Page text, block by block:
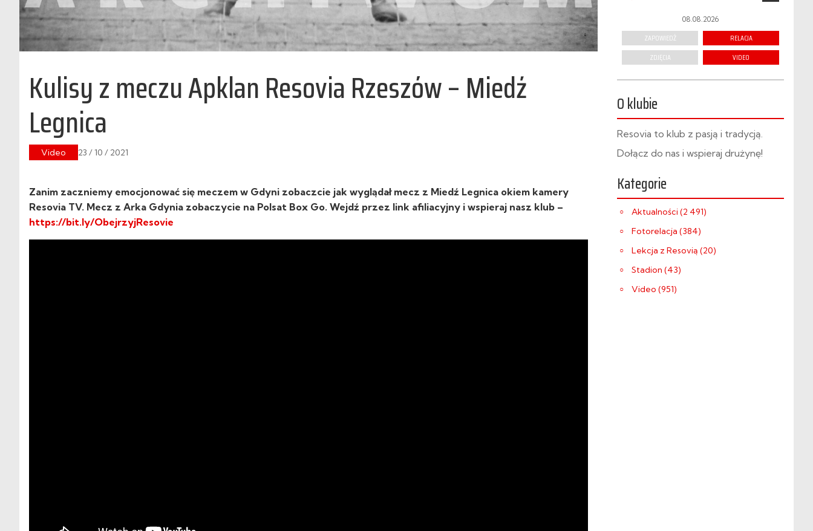
Kulisy z meczu Apklan Resovia Rzeszów – Miedź
Legnica
Video 23 / 10 / 2021
Zanim zaczniemy emocjonować się meczem w Gdyni zobaczcie jak wyglądał mecz z Miedź Legnica okiem kamery
Resovia TV. Mecz z Arka Gdynia zobaczycie na Polsat Box Go. Wejdź przez link afiliacyjny i wspieraj nasz klub –
https://bit.ly/ObejrzyjResovie
08.08.2026
ZAPOWIEDŹ
RELACJA
ZDJĘCIA
VIDEO
O klubie
Resovia to klub z pasją i tradycją.
Dołącz do nas i wspieraj drużynę!
Kategorie
Aktualności (2 491)
Fotorelacja (384)
Lekcja z Resovią (20)
Stadion (43)
Video (951)